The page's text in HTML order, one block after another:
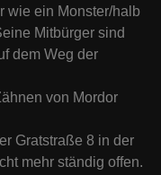
wie ein Monster/halb
Mitbürger sind
dem Weg der
von Mordor
Gratstraße 8 in der
mehr ständig offen.